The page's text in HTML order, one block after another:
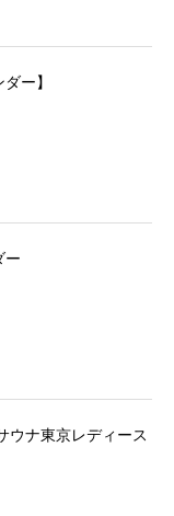
ー】
ー
ウナ東京レディース